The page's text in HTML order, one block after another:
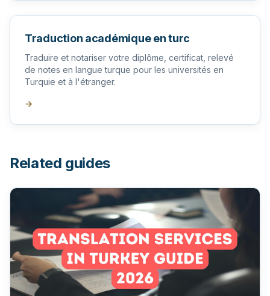
Traduction académique en turc
Traduire et notariser votre diplôme, certificat, relevé
de notes en langue turque pour les universités en
Turquie et à l'étranger.
→
Related guides